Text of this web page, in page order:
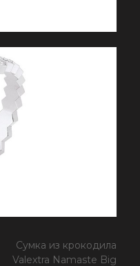
Сумка из крокодила
Valextra Namaste Big